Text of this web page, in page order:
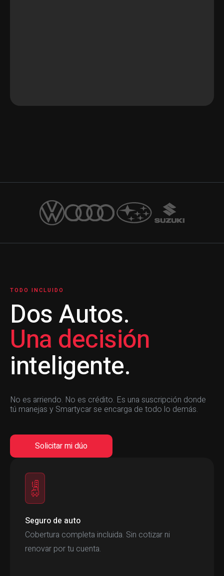
TODO INCLUIDO
Dos Autos.
Una decisión
inteligente.
No es arriendo. No es crédito. Es una suscripción donde
tú manejas y Smartycar se encarga de todo lo demás.
Solicitar mi dúo
Seguro de auto
Cobertura completa incluida. Sin cotizar ni
renovar por tu cuenta.